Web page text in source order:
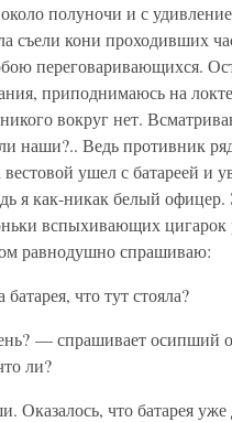
полуночи и с
съели кони проходивших
переговаривающихся.
приподнимаюсь на
вокруг нет.
наши?.. Ведь противник
вестовой ушел с батареей и
я как-никак белый
вспыхивающих цигарок
равнодушно спрашиваю:
что тут стояла?
— спрашивает осипший
ли?
Оказалось, что батарея